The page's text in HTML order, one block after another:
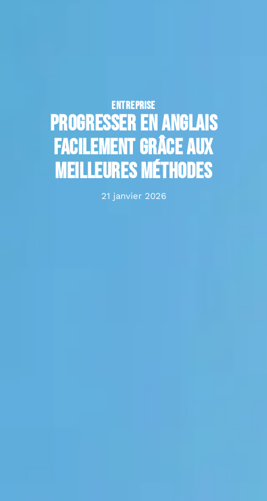
ENTREPRISE
Progresser en anglais
facilement grâce aux
meilleures méthodes
21 janvier 2026